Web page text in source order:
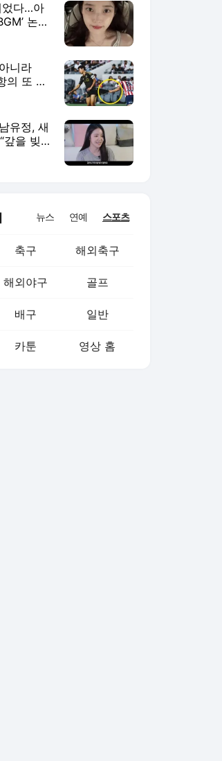
었다…아
논
은 촌극
니라
의 또 항
경고
위’유정, 새
갚을 빚
커스라
뉴스 연예 스포츠
축구 해외축구
해외야구 골프
배구 일반
카툰 영상 홈